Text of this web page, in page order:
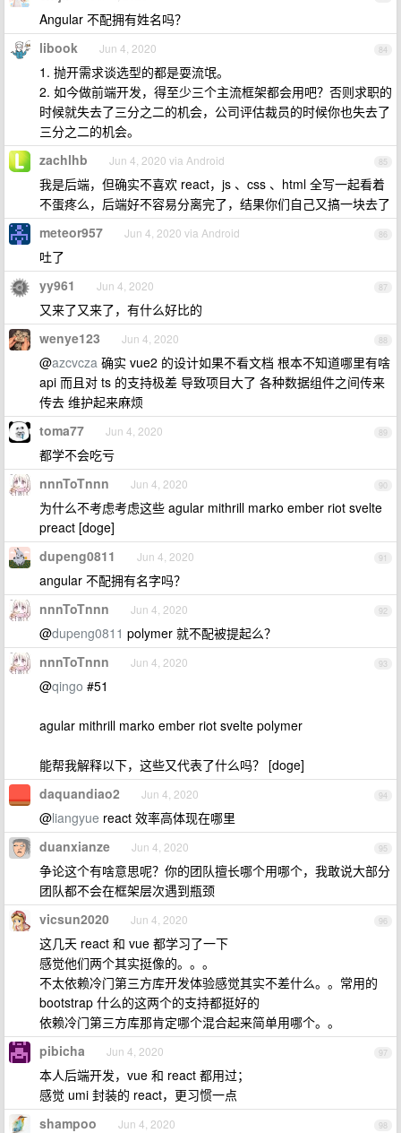
Angular 不配拥有姓名吗？
84
libook Jun 4, 2020
1. 抛开需求谈选型的都是耍流氓。
2. 如今做前端开发，得至少三个主流框架都会用吧？否则求职的
时候就失去了三分之二的机会，公司评估裁员的时候你也失去了
三分之二的机会。
85
zachlhb Jun 4, 2020 via Android
我是后端，但确实不喜欢 react，js 、css 、html 全写一起看着
不蛋疼么，后端好不容易分离完了，结果你们自己又搞一块去了
86
meteor957 Jun 4, 2020 via Android
吐了
87
yy961 Jun 4, 2020
又来了又来了，有什么好比的
88
wenye123 Jun 4, 2020
@azcvcza 确实 vue2 的设计如果不看文档 根本不知道哪里有啥
api 而且对 ts 的支持极差 导致项目大了 各种数据组件之间传来
传去 维护起来麻烦
89
toma77 Jun 4, 2020
都学不会吃亏
90
nnnToTnnn Jun 4, 2020
为什么不考虑考虑这些 agular mithrill marko ember riot svelte
preact [doge]
91
dupeng0811 Jun 4, 2020
angular 不配拥有名字吗？
92
nnnToTnnn Jun 4, 2020
@dupeng0811 polymer 就不配被提起么？
93
nnnToTnnn Jun 4, 2020
@qingo #51
agular mithrill marko ember riot svelte polymer
能帮我解释以下，这些又代表了什么吗？ [doge]
94
daquandiao2 Jun 4, 2020
@liangyue react 效率高体现在哪里
95
duanxianze Jun 4, 2020
争论这个有啥意思呢？你的团队擅长哪个用哪个，我敢说大部分
团队都不会在框架层次遇到瓶颈
96
vicsun2020 Jun 4, 2020
这几天 react 和 vue 都学习了一下
感觉他们两个其实挺像的。。。
不太依赖冷门第三方库开发体验感觉其实不差什么。。常用的
bootstrap 什么的这两个的支持都挺好的
依赖冷门第三方库那肯定哪个混合起来简单用哪个。。
97
pibicha Jun 4, 2020
本人后端开发，vue 和 react 都用过；
感觉 umi 封装的 react，更习惯一点
98
shampoo Jun 4, 2020